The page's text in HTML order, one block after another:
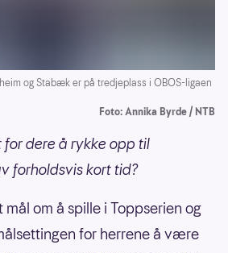
og Stabæk er på tredjeplass i OBOS-ligaen
Foto: Annika Byrde / NTB
dere å rykke opp til
forholdsvis kort tid?
om å spille i Toppserien og
for herrene å være